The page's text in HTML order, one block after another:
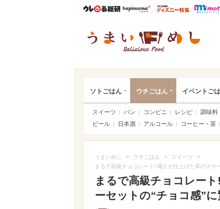
ウレぴあ総研ハピママ*
ウレぴ
ソトごはん ウチごはん イベントご
スイーツ パン コンビニ レシピ
調味料
ビール
日本酒 アルコール コーヒー・茶
うまいめし > ウチごはん > スイーツ >
まるで高級チョコレート! 職人が仕上げた革のステ
まるで高級チョコレー
ーセットの“チョコ感”